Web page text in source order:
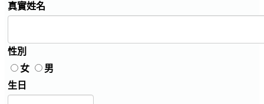
真實姓名
性別
女
男
生日